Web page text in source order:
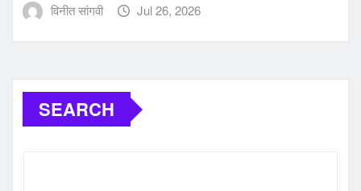
विनीत सांगवी Jul 26, 2026
SEARCH